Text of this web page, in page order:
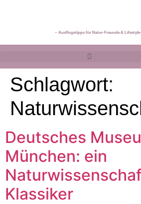
~ Ausflugstipps für Natur-Freunde &
Schlagwort:
Deutsches
München: ein
Klassiker